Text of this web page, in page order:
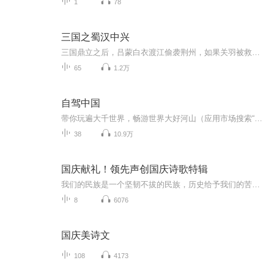
1 78
三国之蜀汉中兴
65 1.2万
自驾中国
38 10.9万
国庆献礼！领先声创国庆诗歌特辑
8 6076
国庆美诗文
108 4173